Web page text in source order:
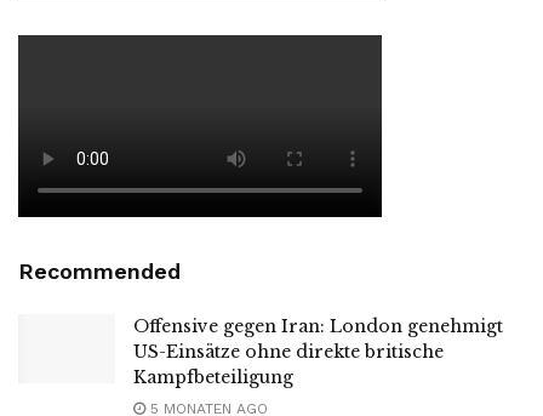
Recommended
Offensive gegen Iran: London genehmigt
US-Einsätze ohne direkte britische
Kampfbeteiligung
5 MONATEN AGO